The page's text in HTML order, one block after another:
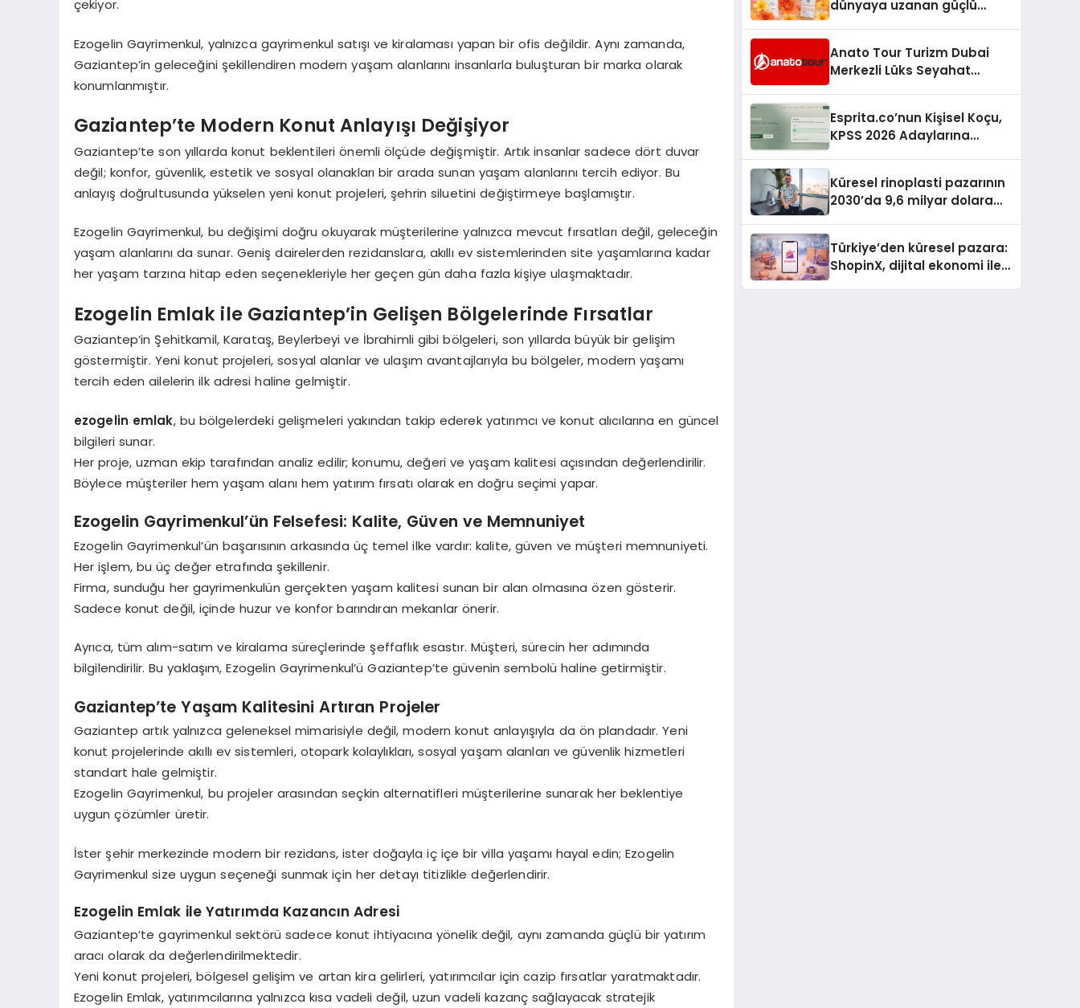
çekiyor.
Ezogelin Gayrimenkul, yalnızca gayrimenkul satışı ve kiralaması yapan bir ofis değildir. Aynı zamanda,
Gaziantep’in geleceğini şekillendiren modern yaşam alanlarını insanlarla buluşturan bir marka olarak
konumlanmıştır.
Gaziantep’te Modern Konut Anlayışı Değişiyor
Gaziantep’te son yıllarda konut beklentileri önemli ölçüde değişmiştir. Artık insanlar sadece dört duvar
değil; konfor, güvenlik, estetik ve sosyal olanakları bir arada sunan yaşam alanlarını tercih ediyor. Bu
anlayış doğrultusunda yükselen yeni konut projeleri, şehrin siluetini değiştirmeye başlamıştır.
Ezogelin Gayrimenkul, bu değişimi doğru okuyarak müşterilerine yalnızca mevcut fırsatları değil, geleceğin
yaşam alanlarını da sunar. Geniş dairelerden rezidanslara, akıllı ev sistemlerinden site yaşamlarına kadar
her yaşam tarzına hitap eden seçenekleriyle her geçen gün daha fazla kişiye ulaşmaktadır.
Ezogelin Emlak ile Gaziantep’in Gelişen Bölgelerinde Fırsatlar
Gaziantep’in Şehitkamil, Karataş, Beylerbeyi ve İbrahimli gibi bölgeleri, son yıllarda büyük bir gelişim
göstermiştir. Yeni konut projeleri, sosyal alanlar ve ulaşım avantajlarıyla bu bölgeler, modern yaşamı
tercih eden ailelerin ilk adresi haline gelmiştir.
ezogelin emlak, bu bölgelerdeki gelişmeleri yakından takip ederek yatırımcı ve konut alıcılarına en güncel
bilgileri sunar.
Her proje, uzman ekip tarafından analiz edilir; konumu, değeri ve yaşam kalitesi açısından değerlendirilir.
Böylece müşteriler hem yaşam alanı hem yatırım fırsatı olarak en doğru seçimi yapar.
Ezogelin Gayrimenkul’ün Felsefesi: Kalite, Güven ve Memnuniyet
Ezogelin Gayrimenkul’ün başarısının arkasında üç temel ilke vardır: kalite, güven ve müşteri memnuniyeti.
Her işlem, bu üç değer etrafında şekillenir.
Firma, sunduğu her gayrimenkulün gerçekten yaşam kalitesi sunan bir alan olmasına özen gösterir.
Sadece konut değil, içinde huzur ve konfor barındıran mekanlar önerir.
Ayrıca, tüm alım-satım ve kiralama süreçlerinde şeffaflık esastır. Müşteri, sürecin her adımında
bilgilendirilir. Bu yaklaşım, Ezogelin Gayrimenkul’ü Gaziantep’te güvenin sembolü haline getirmiştir.
Gaziantep’te Yaşam Kalitesini Artıran Projeler
Gaziantep artık yalnızca geleneksel mimarisiyle değil, modern konut anlayışıyla da ön plandadır. Yeni
konut projelerinde akıllı ev sistemleri, otopark kolaylıkları, sosyal yaşam alanları ve güvenlik hizmetleri
standart hale gelmiştir.
Ezogelin Gayrimenkul, bu projeler arasından seçkin alternatifleri müşterilerine sunarak her beklentiye
uygun çözümler üretir.
İster şehir merkezinde modern bir rezidans, ister doğayla iç içe bir villa yaşamı hayal edin; Ezogelin
Gayrimenkul size uygun seçeneği sunmak için her detayı titizlikle değerlendirir.
Ezogelin Emlak ile Yatırımda Kazancın Adresi
Gaziantep’te gayrimenkul sektörü sadece konut ihtiyacına yönelik değil, aynı zamanda güçlü bir yatırım
aracı olarak da değerlendirilmektedir.
Yeni konut projeleri, bölgesel gelişim ve artan kira gelirleri, yatırımcılar için cazip fırsatlar yaratmaktadır.
Ezogelin Emlak, yatırımcılarına yalnızca kısa vadeli değil, uzun vadeli kazanç sağlayacak stratejik
dünyaya uzanan güçlü
Anato Tour Turizm Dubai
Merkezli Lüks Seyahat
Esprita.co’nun Kişisel Koçu,
KPSS 2026 Adaylarına
Küresel rinoplasti pazarının
2030’da 9,6 milyar dolara
Türkiye’den küresel pazara:
ShopinX, dijital ekonomi ile